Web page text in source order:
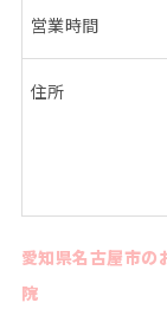
営業時間
住所
愛知県名古屋市
院